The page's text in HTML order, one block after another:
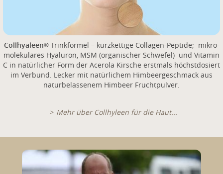
Collhyaleen®Trinkformel – kurzkettige Collagen-Peptide; mikro-
molekulares Hyaluron, MSM (organischer Schwefel) und Vitamin
C in natürlicher Form der Acerola Kirsche erstmals höchstdosiert
im Verbund. Lecker mit natürlichem Himbeergeschmack aus
naturbelassenem Himbeer Fruchtpulver.
Mehr über Collhyleen für die Haut...